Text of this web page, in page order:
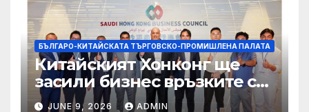
БЪЛГАРО-КИТАЙСКАТА ТЪРГОВСКО-ПРОМИШЛЕНА ПАЛАТА
Китайският Хонконг ще
засили бизнес връзките си
със Саудитска Арабия
JUNE 9, 2026 ADMIN